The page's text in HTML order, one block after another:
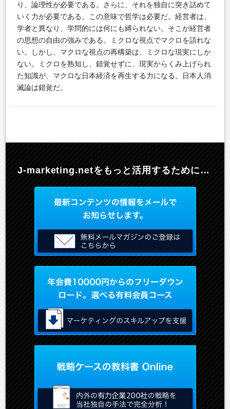
り、論理性が必要である。さらに、それを独自に突き詰めて
いく力が必要である。この意味で哲学は必要だ。経営者は、
学者と異なり、学問的には何にも縛られない。そこが経営者
の思想の自由の強みである。ミクロな視点でマクロを語れな
い。しかし、マクロな視点の再構築は、ミクロな現実にしか
ない。ミクロを熟知し、錯覚せずに、現実からくみ上げられ
た知識が、マクロな日本経済を再生する力になる。日本人消
滅論は錯覚だ。
J-marketing.netを もっと活用するために…